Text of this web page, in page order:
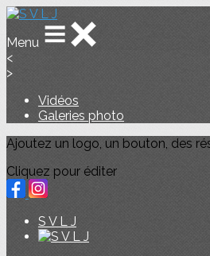
Menu
<
>
Vidéos
Galeries photo
Ajoutez un logo, un bouton, des
Cliquez pour éditer
S V L J